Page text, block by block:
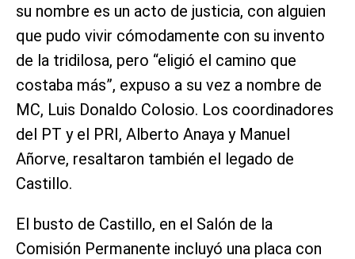
su nombre es un acto de justicia, con alguien
que pudo vivir cómodamente con su invento
de la tridilosa, pero “eligió el camino que
costaba más”, expuso a su vez a nombre de
MC, Luis Donaldo Colosio. Los coordinadores
del PT y el PRI, Alberto Anaya y Manuel
Añorve, resaltaron también el legado de
Castillo.
El busto de Castillo, en el Salón de la
Comisión Permanente incluyó una placa con